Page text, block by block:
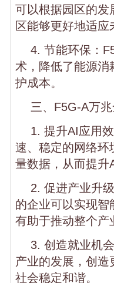
可以根据园区的发
区能够更好地适应
4. 节能环保：
术，降低了能源
护成本。
三、F5G-A万
1. 提升AI应用
速、稳定的网络环
量数据，从而提升
2. 促进产业升
的企业可以实现
有助于推动整个产
3. 创造就业机
产业的发展，创
社会稳定和谐。